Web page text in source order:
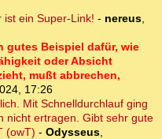
ein Super-Link! - nereus,
gutes Beispiel dafür, wie
oder Absicht
mußt abbrechen,
17:26
Mit Schnelldurchlauf ging
nicht ertragen. Gibt sehr gute
(owT) - Odysseus,